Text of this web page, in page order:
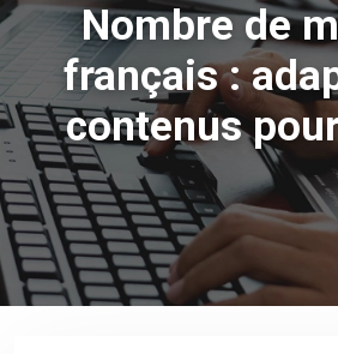
Nombre de
français :
contenus